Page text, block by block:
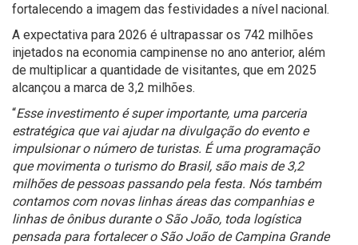
fortalecendo a imagem das festividades a nível nacional.
A expectativa para 2026 é ultrapassar os 742 milhões
injetados na economia campinense no ano anterior, além
de multiplicar a quantidade de visitantes, que em 2025
alcançou a marca de 3,2 milhões.
“Esse investimento é super importante, uma parceria
estratégica que vai ajudar na divulgação do evento e
impulsionar o número de turistas. É uma programação
que movimenta o turismo do Brasil, são mais de 3,2
milhões de pessoas passando pela festa. Nós também
contamos com novas linhas áreas das companhias e
linhas de ônibus durante o São João, toda logística
pensada para fortalecer o São João de Campina Grande